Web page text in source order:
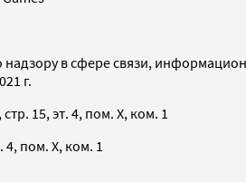
в сфере связи,
г.
15, эт. 4, пом. X, ком. 1
4, пом. X, ком. 1